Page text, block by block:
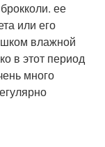
ее
или его
влажной
в этот период
много